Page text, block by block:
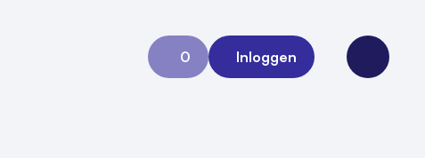
0
Aanvraag 0
Inloggen
Open